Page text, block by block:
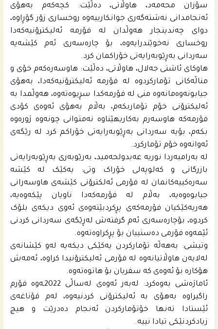
سۆزان محه‌مه‌د، هاوڵاتی، دەڵێت: کچەکەم بەهۆی
ئەنجامدانی نەشتەگەری جوانکارییەوە روخساری زۆر گۆڕاوە،
دوای چەندینجار هەوڵدان لە فۆرمە ئەلیکترۆنیەکەدا
روخساری نەخوێندرایەوە، بۆ چارەسەری ئەم کێشەیە
سەردانی بەڕێوبەرایەتی خۆراکمان کرد.
هاوکای ئاشتی جه‌لال، هاوڵاتی، دەڵێت: هاوسەرەکەم خۆی و
مناڵەکانی تۆمارکردوە لە فۆرمە ئەلیکترۆنیەکەدا، بەهۆی
جیابونەوەمانەوە منی لە فۆرمەکدا سڕیوەتەوە، هەوڵمدا بە
ئەلیکترۆنی خۆم تۆماربکەم، بەڵام بەهۆی ئەوەی کۆدی
فۆرمەکە هاوسەرم بەکاریهێناوە نەمتوانی چونەوە ژورەوە
بکەم، بۆیە سەردانی بەڕێوبەرایەتی خۆراکم کرد لە رێگەی
ئەوانەوە خۆم تۆمارکرد.
لە بەرامبەردا نوریە عه‌بدولحه‌مید، بەرێوبەری بەڕێوبەرایەتی
بازرگانی و کەلوپەلی خۆراک وتی: یەکێک لە کێشە
سەرەکییەکانمان لە فۆرمی ئەلکترۆنی کێشەی هاوسەرانی
جیابوەوەیە، بەڵام لە فۆرمەکەدا ناویان پێکەوەیە،
هەریەکێکیان فۆرمەکەی پڕکردبێتەوەی ئەوی دیکەی بلۆک
کردوە، بۆچارەسەری ئەم گرفتەش لەڕێگەی سەردانی کردنی
ئێمەوە فۆرمی دەستییان بۆ پڕکراوەتەوە.
وتیشی: بەهەڵە تۆمارکردن یەکێکی دیکەیە لەو کێشانەی
لەلایەن هاوڵاتیانەوە لە فۆرمی ئەلیکترۆنیدا کراوە، ئەمەش
هۆکارە بۆ ئەوەی کە سفریان بۆ هاتوەتەوە.
ئاماژەشی بەوەکرد: لەبەر ئەوەی لەساڵی 2022ـه‌وه‌ فۆرم
راگیراوە بەهۆی بە ئەلیکترۆنی کردنیەوە، لەم قۆناغەی
ئێستادا تەنها خۆتۆمارکردن ئەنجام دەدرێت و هیچ
زیادکردنێکی تیادا نییە.